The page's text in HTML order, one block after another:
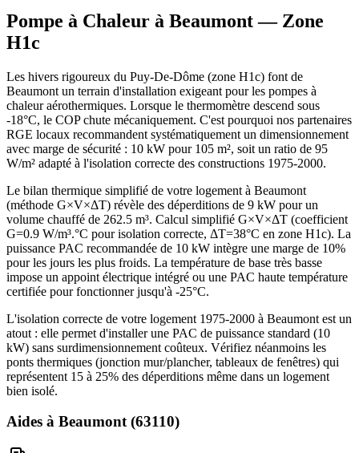
Pompe à Chaleur à Beaumont— Zone
H1c
Les hivers rigoureux du Puy-De-Dôme (zone H1c) font de
Beaumont un terrain d'installation exigeant pour les pompes à
chaleur aérothermiques. Lorsque le thermomètre descend sous
-18°C, le COP chute mécaniquement. C'est pourquoi nos partenaires
RGE locaux recommandent systématiquement un dimensionnement
avec marge de sécurité : 10 kW pour 105 m², soit un ratio de 95
W/m² adapté à l'isolation correcte des constructions 1975-2000.
Le bilan thermique simplifié de votre logement à Beaumont
(méthode G×V×ΔT) révèle des déperditions de 9 kW pour un
volume chauffé de 262.5 m³. Calcul simplifié G×V×ΔT (coefficient
G=0.9 W/m³.°C pour isolation correcte, ΔT=38°C en zone H1c). La
puissance PAC recommandée de 10 kW intègre une marge de 10%
pour les jours les plus froids. La température de base très basse
impose un appoint électrique intégré ou une PAC haute température
certifiée pour fonctionner jusqu'à -25°C.
L'isolation correcte de votre logement 1975-2000 à Beaumont est un
atout : elle permet d'installer une PAC de puissance standard (10
kW) sans surdimensionnement coûteux. Vérifiez néanmoins les
ponts thermiques (jonction mur/plancher, tableaux de fenêtres) qui
représentent 15 à 25% des déperditions même dans un logement
bien isolé.
Aides à Beaumont(63110)